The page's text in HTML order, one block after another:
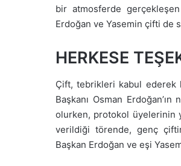
bir atmosferde
Erdoğan ve Yasemin çifti de
HERKESE
Çift, tebrikleri kabul ederek
Başkanı Osman
olurken, protokol üyelerinin
verildiği törende, genç
Başkan Erdoğan ve eşi